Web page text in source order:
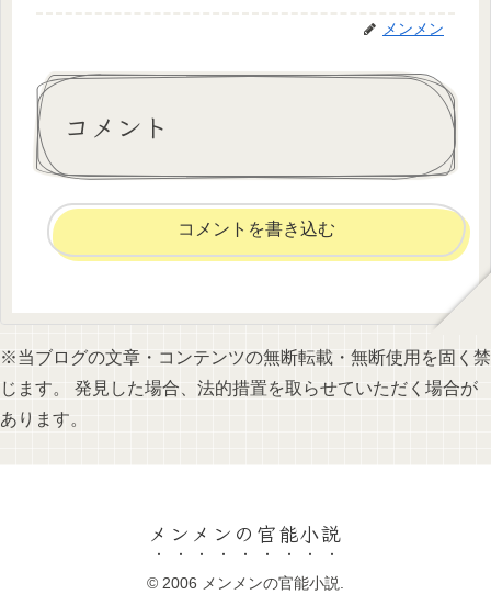
メンメン
コメント
コメントを書き込む
※当ブログの文章・コンテンツの無断転載・無断使用を固く禁
じます。 発見した場合、法的措置を取らせていただく場合が
あります。
メンメンの官能小説
© 2006 メンメンの官能小説.